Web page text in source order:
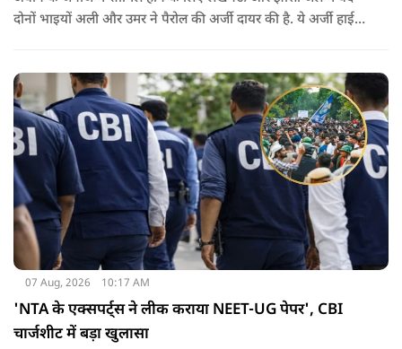
दोनों भाइयों अली और उमर ने पैरोल की अर्जी दायर की है. ये अर्जी हाई
07 Aug, 2026 10:17 AM
'NTA के एक्सपर्ट्स ने लीक कराया NEET-UG पेपर', CBI
चार्जशीट में बड़ा खुलासा